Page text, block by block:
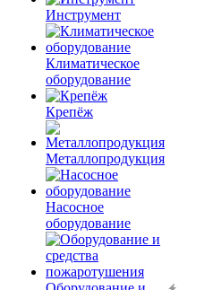
Инструмент
Климатическое
оборудование
Крепёж
Металлопродукция
Насосное
оборудование